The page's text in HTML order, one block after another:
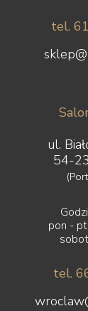
tel.
ul.
54-
pon -
tel.